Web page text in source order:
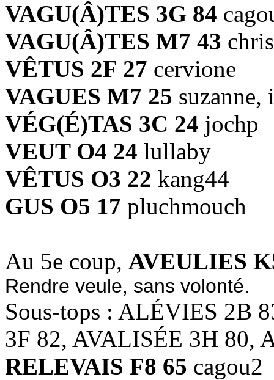
VAGU(Â)TES 3G 84
VAGU(Â)TES M7 43
VÊTUS 2F 27 cervione
VAGUES M7 25 suzanne,
VÉG(É)TAS 3C 24 jochp
VEUT O4 24 lullaby
VÊTUS O3 22 kang44
GUS O5 17 pluchmouch
Au 5e coup, AVEULIES
Rendre veule, sans volonté.
Sous-tops : ALÉVIES 2B
3F 82, AVALISÉE 3H 80,
RELEVAIS F8 65 cagou2